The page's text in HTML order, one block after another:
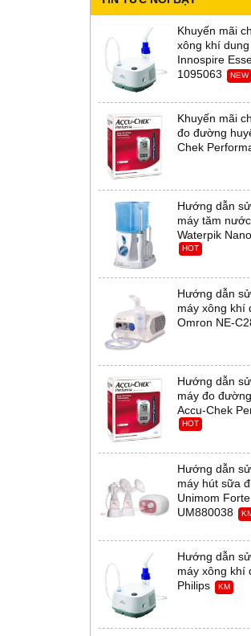
Khuyến mãi
xông khí
Innospire
1095063
NEW
Khuyến mãi
đo đường
Chek
Hướng dẫn
máy tăm nước
Waterpik
HOT
Hướng dẫn
máy xông khí
Omron NE-
Hướng dẫn
máy đo
Accu-Chek
HOT
Hướng dẫn
máy hút sữa
Unimom Forte
UM880038
Hướng dẫn
máy xông khí
Philips
KM